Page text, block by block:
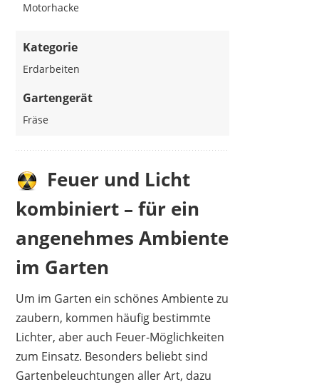
Motorhacke
Kategorie
Erdarbeiten
Gartengerät
Fräse
Feuer und Licht
kombiniert – für ein
angenehmes Ambiente
im Garten
Um im Garten ein schönes Ambiente zu
zaubern, kommen häufig bestimmte
Lichter, aber auch Feuer-Möglichkeiten
zum Einsatz. Besonders beliebt sind
Gartenbeleuchtungen aller Art, dazu